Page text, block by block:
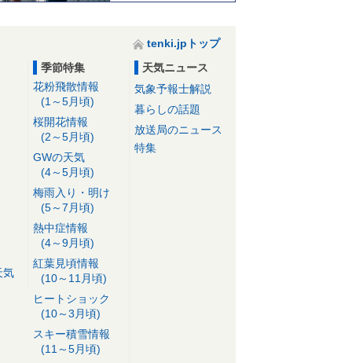
tenki.jpトップ
気
季節特集
花粉飛散情報
(1～5月頃)
桜開花情報
(2～5月頃)
GWの天気
(4～5月頃)
梅雨入り・明け
(5～7月頃)
熱中症情報
(4～9月頃)
紅葉見頃情報
(10～11月頃)
ヒートショック
(10～3月頃)
スキー積雪情報
(11～5月頃)
天気ニュース
気象予報士解説
暮らしの話題
放送局のニュース
特集